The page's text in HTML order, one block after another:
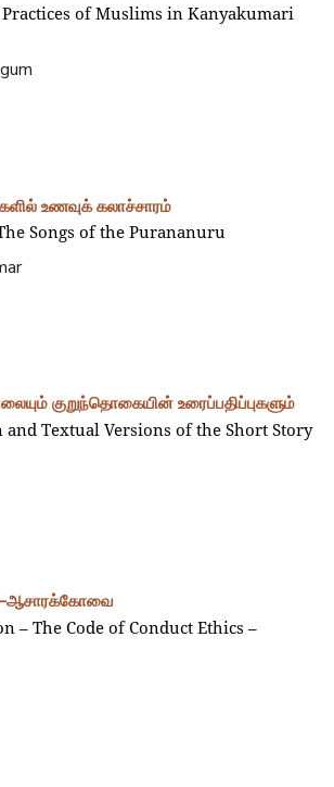
of Muslims in Kanyakumari
உணவுக் கலாச்சாரம்
Songs of the Purananuru
குறுந்தொகையின் உரைப்பதிப்புகளும்
Textual Versions of the Short Story
–ஆசாரக்கோவை
– The Code of Conduct Ethics –